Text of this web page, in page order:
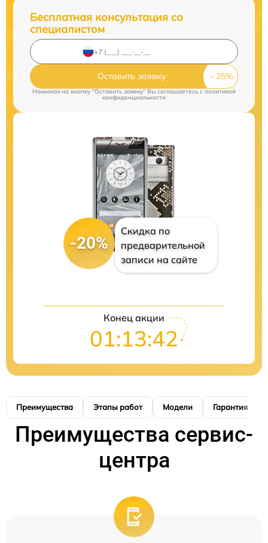
Бесплатная консультация со
специалистом
Оставить заявку
Нажимая на кнопку "Оставить заявку" Вы соглашаетесь cполитикой
конфиденциальности
-20%
Скидка по
предварительной
записи на сайте
Конец акции
01:13:42
Преимущества Этапы работ Модели Гарантия
Преимущества сервис-
центра